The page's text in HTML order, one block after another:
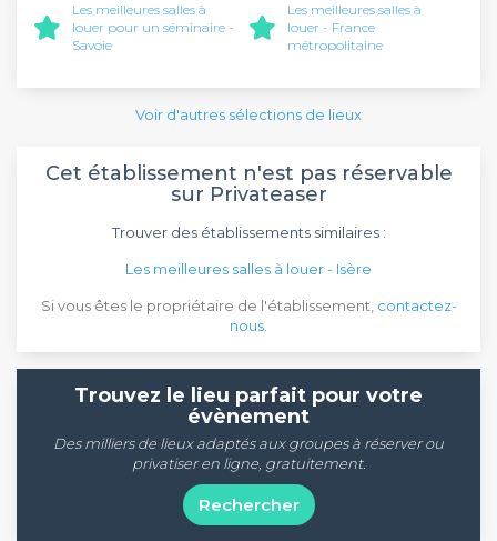
Les meilleures salles à
louer pour un séminaire -
Savoie
Les meilleures salles à
louer - France
métropolitaine
Voir d'autres sélections de lieux
Cet établissement n'est pas réservable
sur Privateaser
Trouver des établissements similaires :
Les meilleures salles à louer - Isère
Si vous êtes le propriétaire de l'établissement, contactez-
nous
Trouvez le lieu parfait pour votre
évènement
Des milliers de lieux adaptés aux groupes à réserver ou
privatiser en ligne, gratuitement.
Rechercher